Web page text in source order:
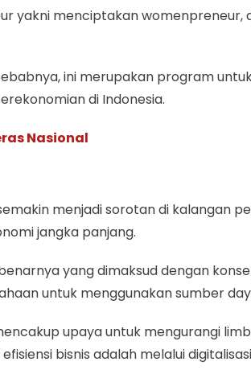
yakni menciptakan
ini merupakan program
di Indonesia.
Nasional
menjadi sorotan di kalangan
jangka panjang.
yang dimaksud dengan
untuk menggunakan sumber
upaya untuk mengurangi
bisnis adalah melalui